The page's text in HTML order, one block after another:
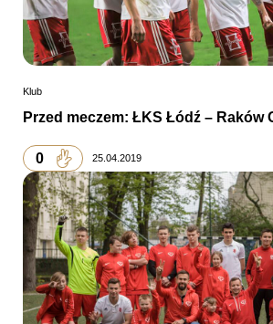
Klub
Przed meczem: ŁKS Łódź – Raków
0 25.04.2019